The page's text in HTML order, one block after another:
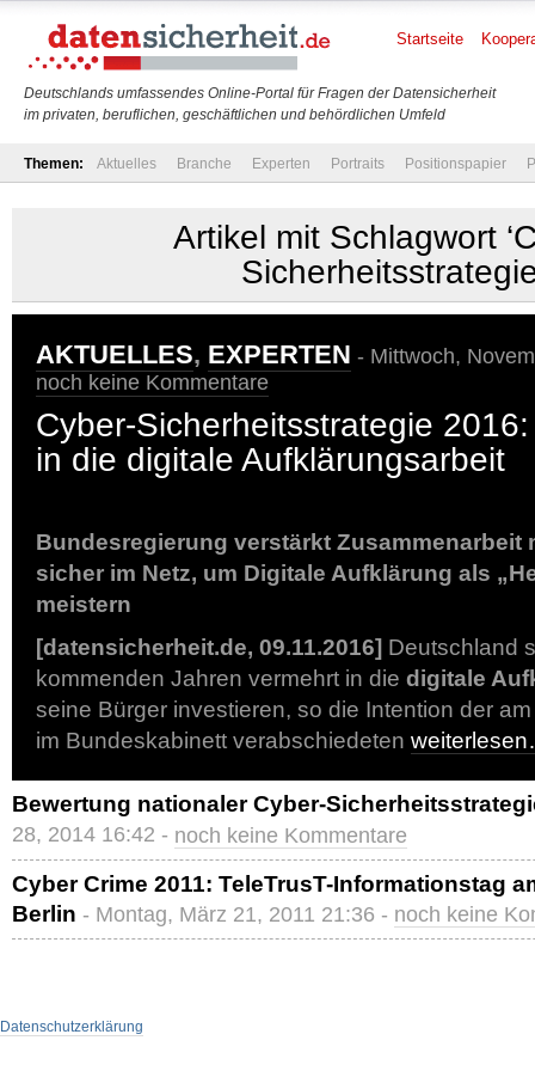
Deutschlands umfassendes Online-Portal für Fragen der Datensicherheit
im privaten, beruflichen, geschäftlichen und behördlichen Umfeld
Startseite
Themen: Aktuelles Branche Experten Portraits Positionspapier
Artikel mit Schlagwort
AKTUELLES, EXPERTEN - Mittwoch,
noch keine Kommentare
Cyber-Sicherheitsstrategie
in die digitale Aufklärungsarbeit
Bundesregierung verstärkt Zusammenarbeit
sicher im Netz, um Digitale Aufklärung als
meistern
[datensicherheit.de, 09.11.2016] Deutschland
kommenden Jahren vermehrt in die digitale
seine Bürger investieren, so die Intention der
im Bundeskabinett verabschiedeten
Bewertung nationaler Cyber-
28, 2014 16:42 - noch keine Kommentare
Cyber Crime 2011: TeleTrusT-Informationstag
Berlin - Montag, März 21, 2011 21:36 - noch keine
Datenschutzerklärung